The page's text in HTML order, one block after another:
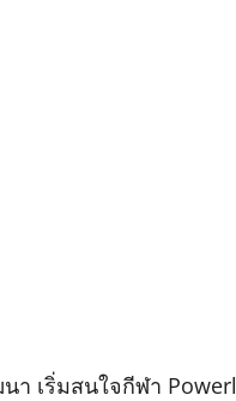
า เริ่มสนใจกีฬา